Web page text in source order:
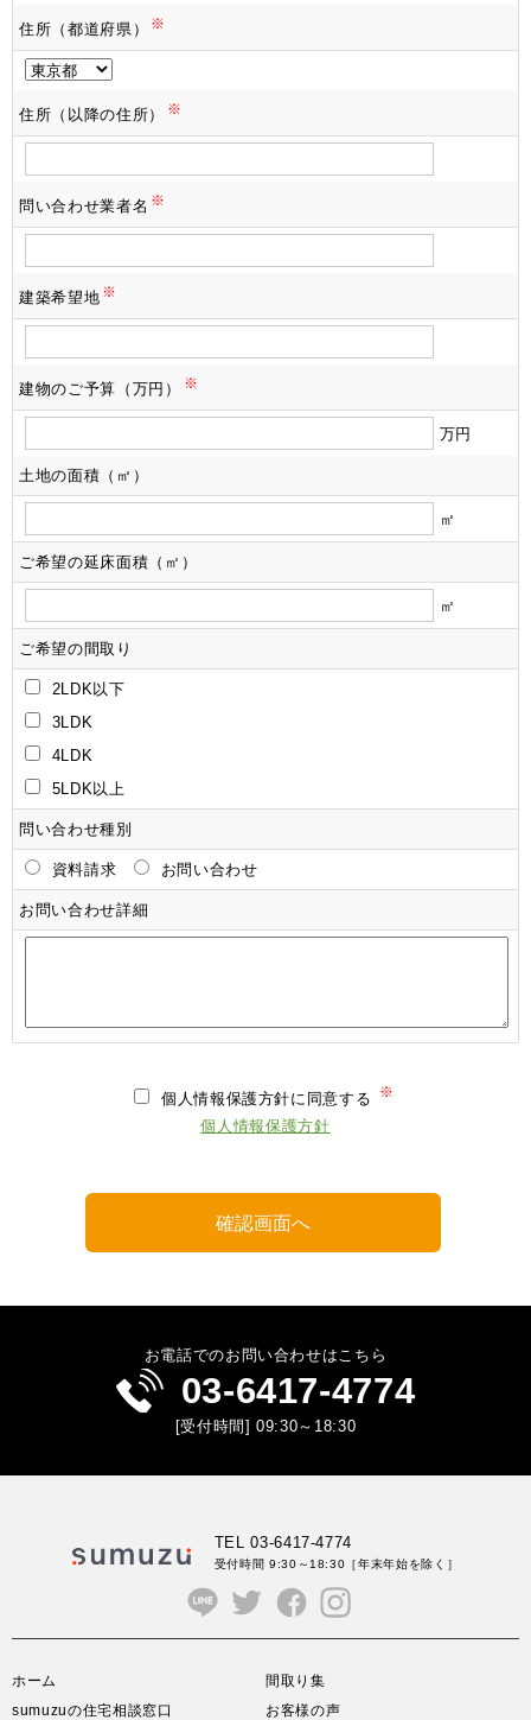
住所（都道府県） ※
住所（以降の住所） ※
問い合わせ業者名 ※
建築希望地 ※
建物のご予算（万円） ※
万円
土地の面積（㎡）
㎡
ご希望の延床面積（㎡）
㎡
ご希望の間取り
2LDK以下
3LDK
4LDK
5LDK以上
問い合わせ種別
資料請求 お問い合わせ
お問い合わせ詳細
個人情報保護方針に同意する ※
個人情報保護方針
お電話でのお問い合わせはこちら
03-6417-4774
[受付時間] 09:30～18:30
TEL 03-6417-4774
受付時間 9:30～18:30 ［年末年始を除く］
ホーム
sumuzuの住宅相談窓口
間取り集
お客様の声